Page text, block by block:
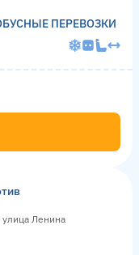
ПЕРЕВОЗКИ
улица Ленина